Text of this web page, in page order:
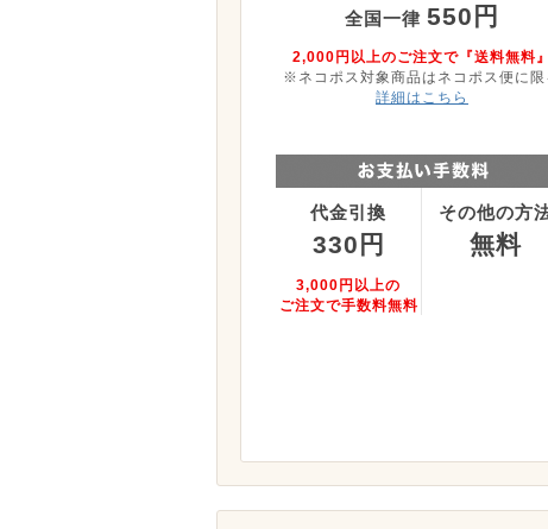
全国一律 550円
2,000円以上のご注文で『送料無料』
※ネコポス対象商品はネコポス便に限
詳細はこちら
代金引換
330円
3,000円以上の
ご注文で手数料無料
その他の方
無料